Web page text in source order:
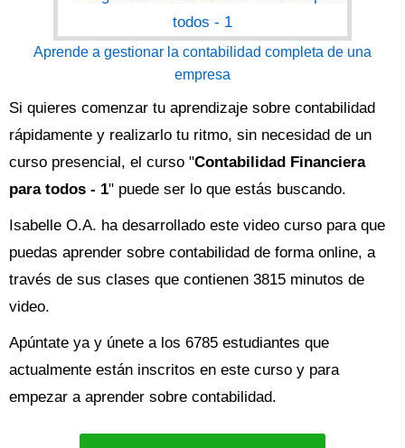
Aprende a gestionar la contabilidad completa de una
empresa
Si quieres comenzar tu aprendizaje sobre contabilidad
rápidamente y realizarlo tu ritmo, sin necesidad de un
curso presencial, el curso "Contabilidad Financiera
para todos - 1" puede ser lo que estás buscando.
Isabelle O.A. ha desarrollado este video curso para que
puedas aprender sobre contabilidad de forma online, a
través de sus clases que contienen 3815 minutos de
video.
Apúntate ya y únete a los 6785 estudiantes que
actualmente están inscritos en este curso y para
empezar a aprender sobre contabilidad.